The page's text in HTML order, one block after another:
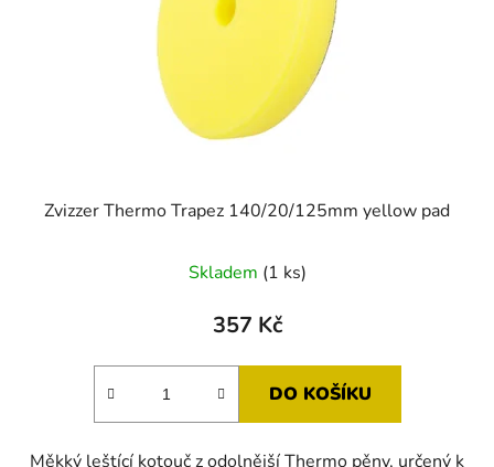
Zvizzer Thermo Trapez 140/20/125mm yellow pad
Skladem (1 ks)
357 Kč
DO KOŠÍKU
Měkký leštící kotouč z odolnější Thermo pěny, určený k